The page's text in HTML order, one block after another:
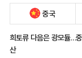
중국
희토류 다음은 광모듈…
산